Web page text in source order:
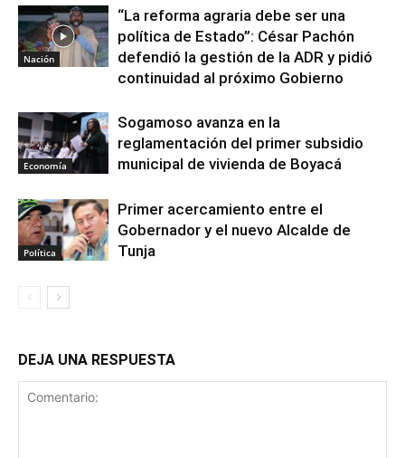
Nación
“La reforma agraria debe ser una
política de Estado”: César Pachón
defendió la gestión de la ADR y pidió
continuidad al próximo Gobierno
Economía
Sogamoso avanza en la
reglamentación del primer subsidio
municipal de vivienda de Boyacá
Política
Primer acercamiento entre el
Gobernador y el nuevo Alcalde de
Tunja
DEJA UNA RESPUESTA